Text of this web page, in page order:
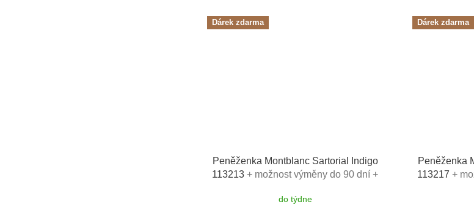
Dárek zdarma
Peněženka Montblanc Sartorial Indigo
113213+ možnost výměny do 90 dní +
520Kč
do týdne
Dárek zdarma
Peněženka
113217+